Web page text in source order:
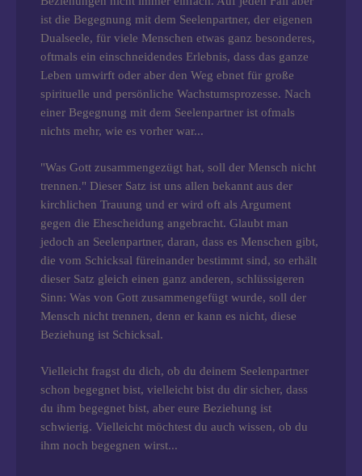
ist die Begegnung mit dem Seelenpartner, der eigenen
Dualseele, für viele Menschen etwas ganz besonderes,
oftmals ein einschneidendes Erlebnis, dass das ganze
Leben umwirft oder aber den Weg ebnet für große
spirituelle und persönliche Wachstumsprozesse. Nach
einer Begegnung mit dem Seelenpartner ist ofmals
nichts mehr, wie es vorher war...
"Was Gott zusammengezügt hat, soll der Mensch nicht
trennen." Dieser Satz ist uns allen bekannt aus der
kirchlichen Trauung und er wird oft als Argument
gegen die Ehescheidung angebracht. Glaubt man
jedoch an Seelenpartner, daran, dass es Menschen gibt,
die vom Schicksal füreinander bestimmt sind, so erhält
dieser Satz gleich einen ganz anderen, schlüssigeren
Sinn: Was von Gott zusammengefügt wurde, soll der
Mensch nicht trennen, denn er kann es nicht, diese
Beziehung ist Schicksal.
Vielleicht fragst du dich, ob du deinem Seelenpartner
schon begegnet bist, vielleicht bist du dir sicher, dass
du ihm begegnet bist, aber eure Beziehung ist
schwierig. Vielleicht möchtest du auch wissen, ob du
ihm noch begegnen wirst...